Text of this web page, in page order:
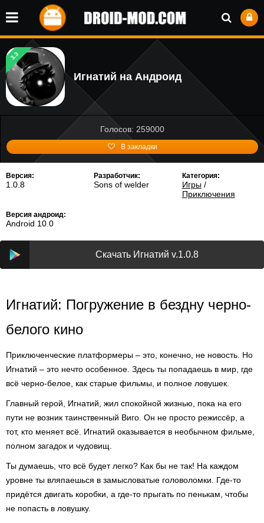
3.3
Игнатий на Андроид
Голосов: 259000
В закладки
Версия:
1.0.8
Разработчик:
Sons of welder
Категория:
Игры/
Приключения
Версия андроид:
Android 10.0
Скачать Игнатий v.1.0.8
Игнатий: Погружение в бездну черно-
белого кино
Приключенческие платформеры – это, конечно, не новость. Но
Игнатий – это нечто особенное. Здесь ты попадаешь в мир, где
всё черно-белое, как старые фильмы, и полное ловушек.
Главный герой, Игнатий, жил спокойной жизнью, пока на его
пути не возник таинственный Виго. Он не просто режиссёр, а
тот, кто меняет всё. Игнатий оказывается в необычном фильме,
полном загадок и чудовищ.
Ты думаешь, что всё будет легко? Как бы не так! На каждом
уровне ты вляпаешься в замысловатые головоломки. Где-то
придётся двигать коробки, а где-то прыгать по пенькам, чтобы
не попасть в ловушку.